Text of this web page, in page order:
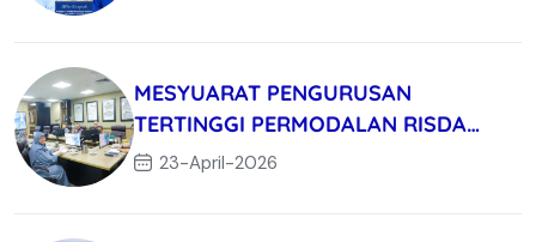
MESYUARAT PENGURUSAN
TERTINGGI PERMODALAN RISDA
BERHAD KALI KE-3/
23-April-2026